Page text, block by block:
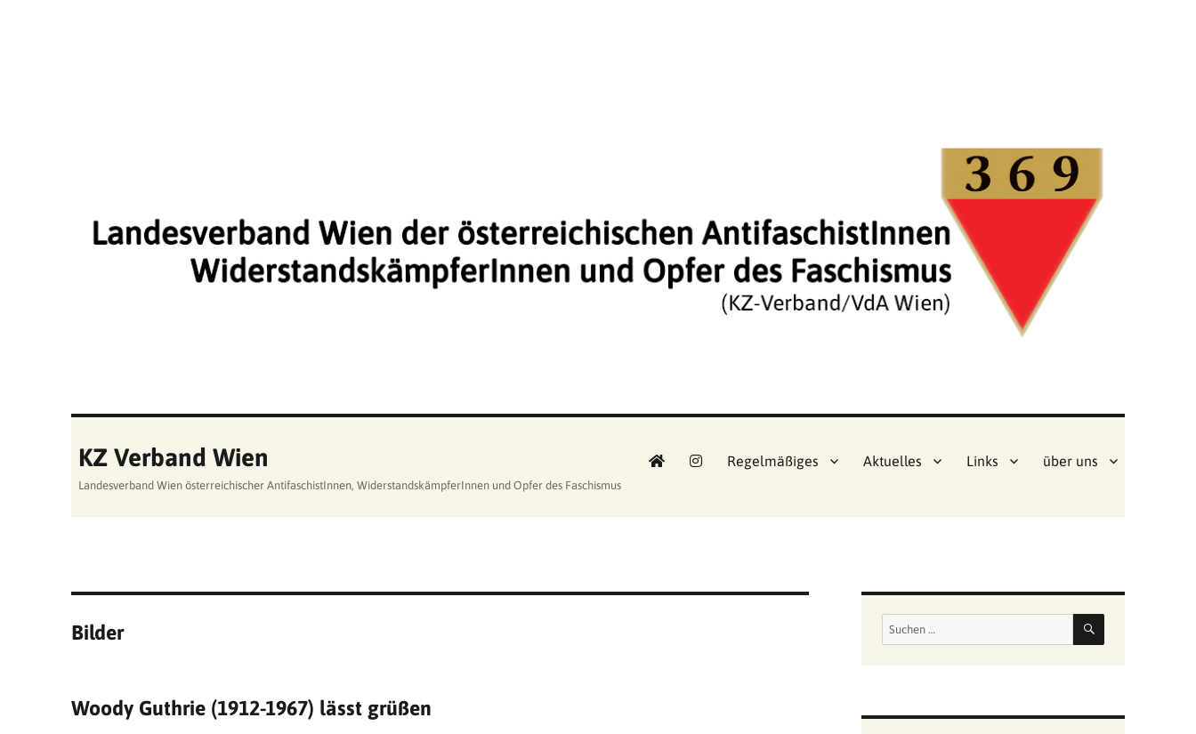
KZ Verband Wien
Landesverband Wien österreichischer AntifaschistInnen, WiderstandskämpferInnen und Opfer des Faschismus
Regelmäßiges Aktuelles Links über uns
Bilder
Woody Guthrie (1912-1967) lässt grüßen
Suchen
nach:
SUCHEN